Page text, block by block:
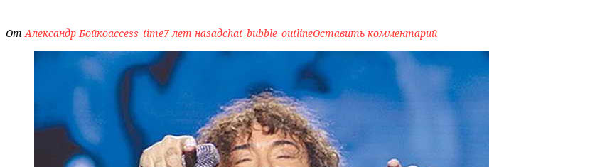
ОтАлександр Бойкоaccess_time7 лет назадchat_bubble_outlineОставить комментарий